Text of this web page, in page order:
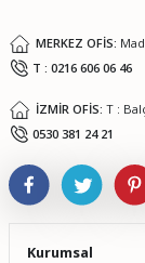
MERKEZ OFİS:
T : 0216 606 06 46
İZMİR OFİS: T :
0530 381 24 21
Kurumsal